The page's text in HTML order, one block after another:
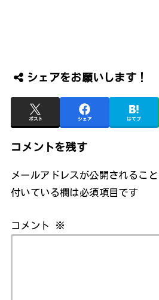
シェアをお願いします！
ポスト シェア はてブ
コメントを残す
メールアドレスが公開されること
付いている欄は必須項目です
コメント ※